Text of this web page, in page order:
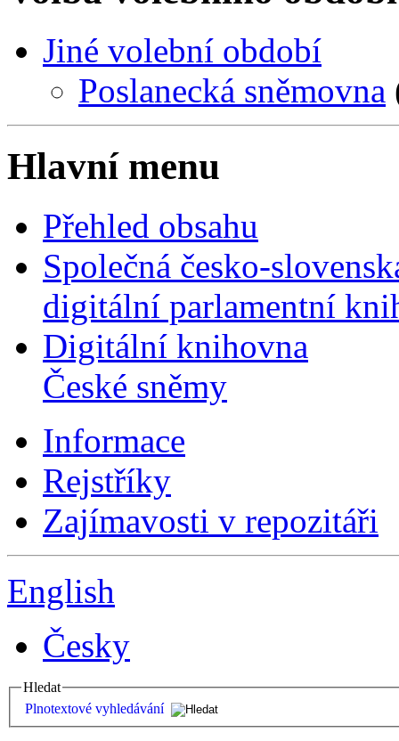
Jiné volební období
Poslanecká sněmovna
Hlavní menu
Přehled obsahu
Společná česko-
digitální parlamentní
Digitální knihovna
České sněmy
Informace
Rejstříky
Zajímavosti v repozitáři
English
Česky
Hledat
Plnotextové vyhledávání